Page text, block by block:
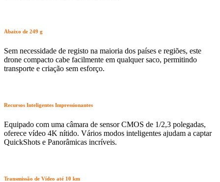
Abaixo de 249 g
Sem necessidade de registo na maioria dos países e regiões, este
drone compacto cabe facilmente em qualquer saco, permitindo
transporte e criação sem esforço.
Recursos Inteligentes Impressionantes
Equipado com uma câmara de sensor CMOS de 1/2,3 polegadas,
oferece vídeo 4K nítido. Vários modos inteligentes ajudam a captar
QuickShots e Panorâmicas incríveis.
Transmissão de Vídeo até 10 km